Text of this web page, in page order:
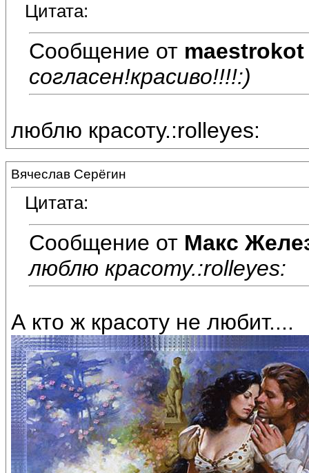
Цитата:
Сообщение от maestrokot
согласен!красиво!!!!:)
люблю красоту.:rolleyes:
Вячеслав Серёгин
Цитата:
Сообщение от Макс
люблю красоту.:rolleyes:
А кто ж красоту не любит....